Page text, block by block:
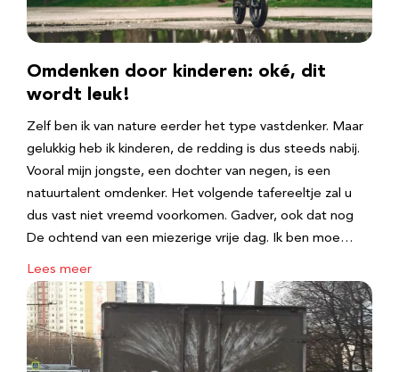
Omdenken door kinderen: oké, dit
wordt leuk!
Zelf ben ik van nature eerder het type vastdenker. Maar
gelukkig heb ik kinderen, de redding is dus steeds nabij.
Vooral mijn jongste, een dochter van negen, is een
natuurtalent omdenker. Het volgende tafereeltje zal u
dus vast niet vreemd voorkomen. Gadver, ook dat nog
De ochtend van een miezerige vrije dag. Ik ben moe…
Lees meer